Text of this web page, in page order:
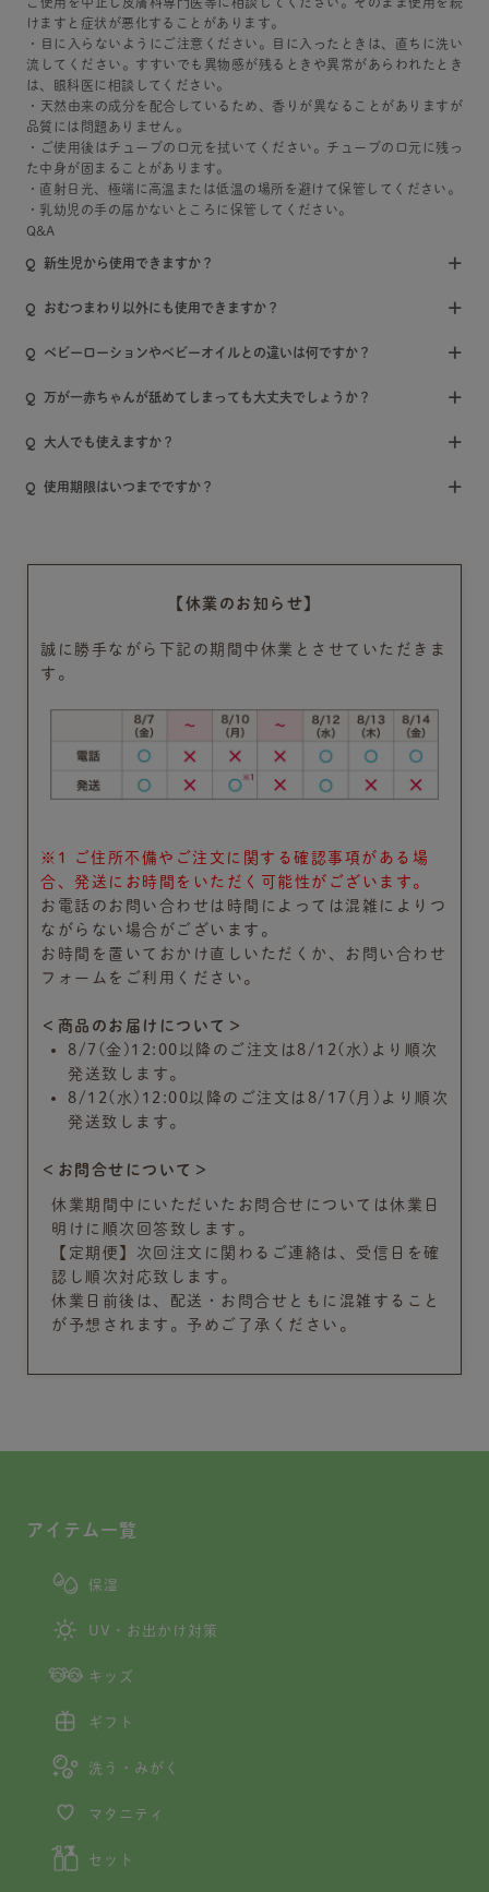
けますと症状が悪化することがあります。
・目に入らないようにご注意ください。目に入ったときは、直ちに洗い
流してください。すすいでも異物感が残るときや異常があらわれたとき
は、眼科医に相談してください。
・天然由来の成分を配合しているため、香りが異なることがありますが
品質には問題ありません。
・ご使用後はチューブの口元を拭いてください。チューブの口元に残っ
た中身が固まることがあります。
・直射日光、極端に高温または低温の場所を避けて保管してください。
・乳幼児の手の届かないところに保管してください。
Q&A
新生児から使用できますか？
おむつまわり以外にも使用できますか？
ベビーローションやベビーオイルとの違いは何ですか？
万が一赤ちゃんが舐めてしまっても大丈夫でしょうか？
大人でも使えますか？
使用期限はいつまでですか？
【休業のお知らせ】
誠に勝手ながら下記の期間中休業とさせていただきま
す。
※1 ご住所不備やご注文に関する確認事項がある場
合、発送にお時間をいただく可能性がございます。
お電話のお問い合わせは時間によっては混雑によりつ
ながらない場合がございます。
お時間を置いておかけ直しいただくか、お問い合わせ
フォームをご利用ください。
＜商品のお届けについて＞
8/7(金)12:00以降のご注文は8/12(水)より順次
発送致します。
8/12(水)12:00以降のご注文は8/17(月)より順次
発送致します。
＜お問合せについて＞
休業期間中にいただいたお問合せについては休業日
明けに順次回答致します。
【定期便】次回注文に関わるご連絡は、受信日を確
認し順次対応致します。
休業日前後は、配送・お問合せともに混雑すること
が予想されます。予めご了承ください。
アイテム一覧
保湿
UV・お出かけ対策
キッズ
ギフト
洗う・みがく
マタニティ
セット